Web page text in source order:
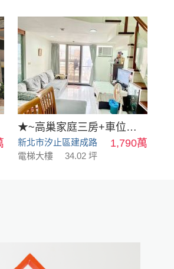
★~高巢家庭三房+車位~★
新北市汐止區建成路 1,790萬
電梯大樓 34.02 坪